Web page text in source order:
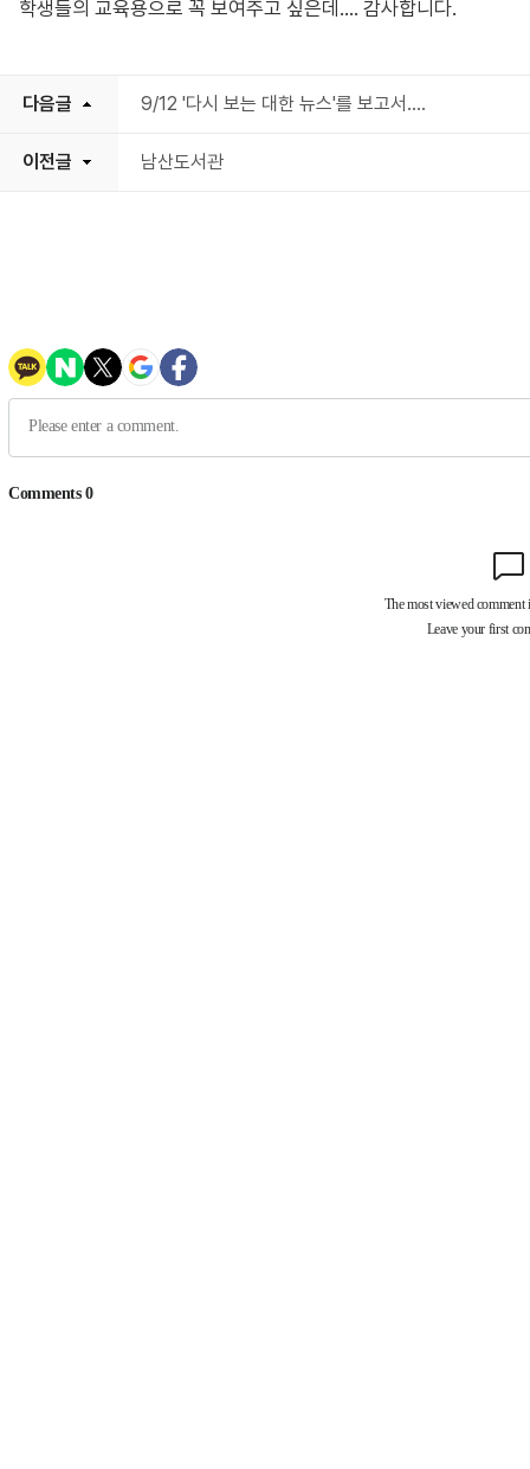
학생들의 교육용으로 꼭 보여주고 싶은데.... 감사합니다.
다음글 9/12 '다시 보는 대한 뉴스'를 보고서....
이전글 남산도서관